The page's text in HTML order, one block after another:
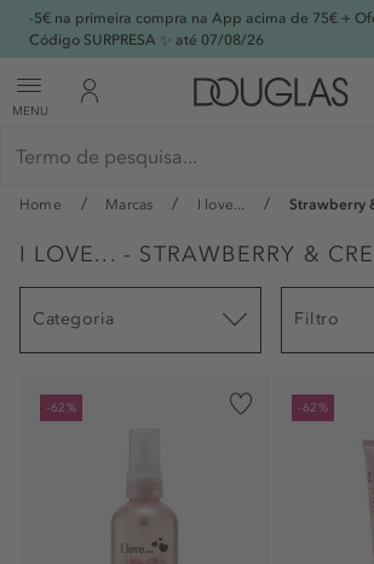
-5€ na primeira compra na App acima de 75€ +
Código SURPRESA ✨ até 07/08/26
MENU
Home Marcas I love... Strawberry
I LOVE... - STRAWBERRY &
Categoria Filtro
-62% -62%